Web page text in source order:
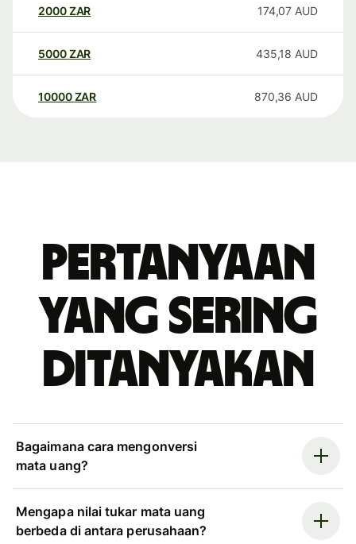
2000ZAR 174,07 AUD
5000ZAR 435,18 AUD
10000 ZAR 870,36 AUD
Pertanyaan
yang sering
ditanyakan
Bagaimana cara mengonversi
mata uang?
Mengapa nilai tukar mata uang
berbeda di antara perusahaan?